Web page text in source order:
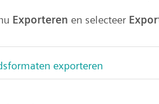
Exporteren en selecteer
exporteren